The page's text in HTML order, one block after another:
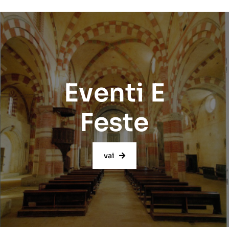
Eventi E
Feste
vai